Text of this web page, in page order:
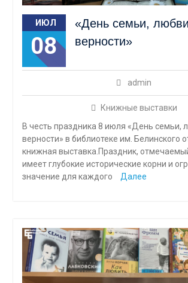
ИЮЛ
08
«День семьи,
верности»
admin
Книжные выставки
В честь праздника 8 июля «День семьи,
верности» в библиотеке им. Белинского
книжная выставка.Праздник,
имеет глубокие исторические корни и
значение для каждого
Далее